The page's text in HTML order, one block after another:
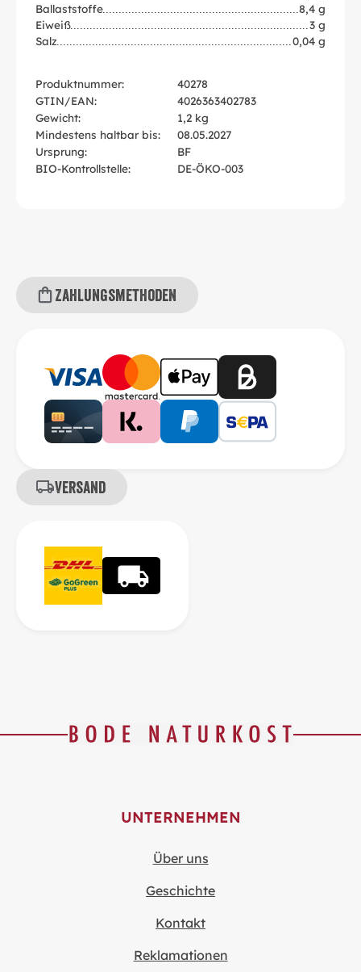
Ballaststoffe
8,4 g
Eiweiß
3 g
Salz
0,04 g
Produktnummer:
40278
GTIN/EAN:
4026363402783
Gewicht:
1,2 kg
Mindestens haltbar bis:
08.05.2027
Ursprung:
BF
BIO-Kontrollstelle:
DE-ÖKO-003
Zahlungsmethoden
Versand
UNTERNEHMEN
Über uns
Geschichte
Kontakt
Reklamationen